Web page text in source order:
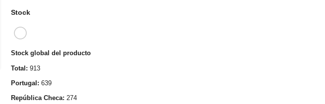
Stock
Stock global del producto
Total: 913
Portugal: 639
República Checa: 274